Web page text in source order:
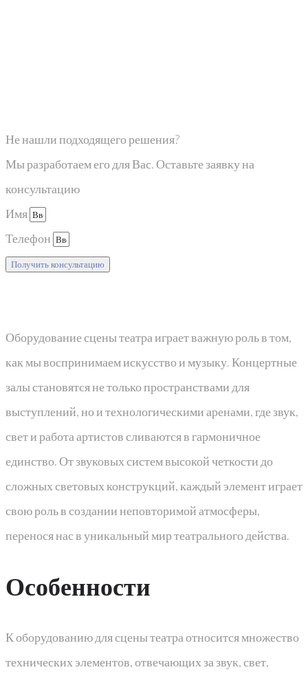
Не нашли подходящего решения?
Мы разработаем его для Вас. Оставьте заявку на
консультацию
Имя
Телефон
Получить консультацию
Оборудование сцены театра играет важную роль в том,
как мы воспринимаем искусство и музыку. Концертные
залы становятся не только пространствами для
выступлений, но и технологическими аренами, где звук,
свет и работа артистов сливаются в гармоничное
единство. От звуковых систем высокой четкости до
сложных световых конструкций, каждый элемент играет
свою роль в создании неповторимой атмосферы,
перенося нас в уникальный мир театрального действа.
Особенности
К оборудованию для сцены театра относится множество
технических элементов, отвечающих за звук, свет,